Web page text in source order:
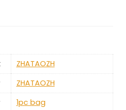
‎ZHATAOZH
‎ZHATAOZH
‎1pc bag